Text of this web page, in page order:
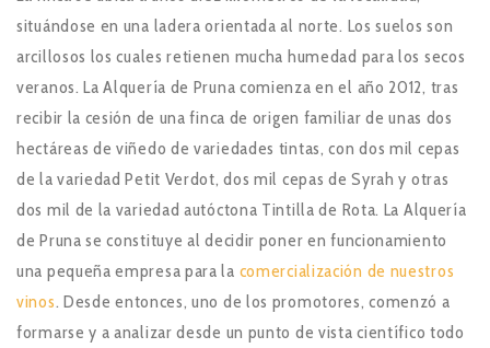
situándose en una ladera orientada al norte. Los suelos son
arcillosos los cuales retienen mucha humedad para los secos
veranos. La Alquería de Pruna comienza en el año 2012, tras
recibir la cesión de una finca de origen familiar de unas dos
hectáreas de viñedo de variedades tintas, con dos mil cepas
de la variedad Petit Verdot, dos mil cepas de Syrah y otras
dos mil de la variedad autóctona Tintilla de Rota. La Alquería
de Pruna se constituye al decidir poner en funcionamiento
una pequeña empresa para la comercialización de nuestros
vinos. Desde entonces, uno de los promotores, comenzó a
formarse y a analizar desde un punto de vista científico todo